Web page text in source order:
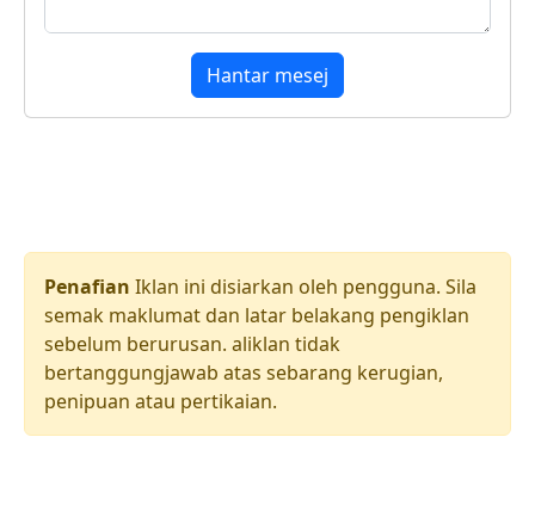
Hantar mesej
Penafian Iklan ini disiarkan oleh pengguna. Sila
semak maklumat dan latar belakang pengiklan
sebelum berurusan. aliklan tidak
bertanggungjawab atas sebarang kerugian,
penipuan atau pertikaian.